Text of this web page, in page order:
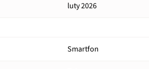
luty 2026
Smartfon